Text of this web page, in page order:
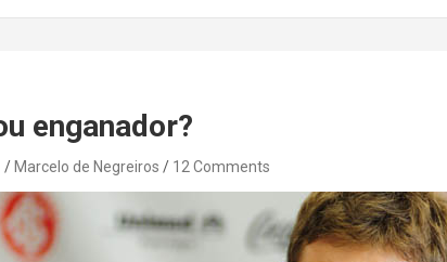
enganador?
Marcelo de Negreiros 12 Comments